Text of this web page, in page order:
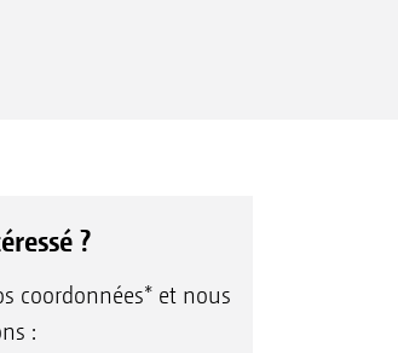
?
coordonnées* et nous
: